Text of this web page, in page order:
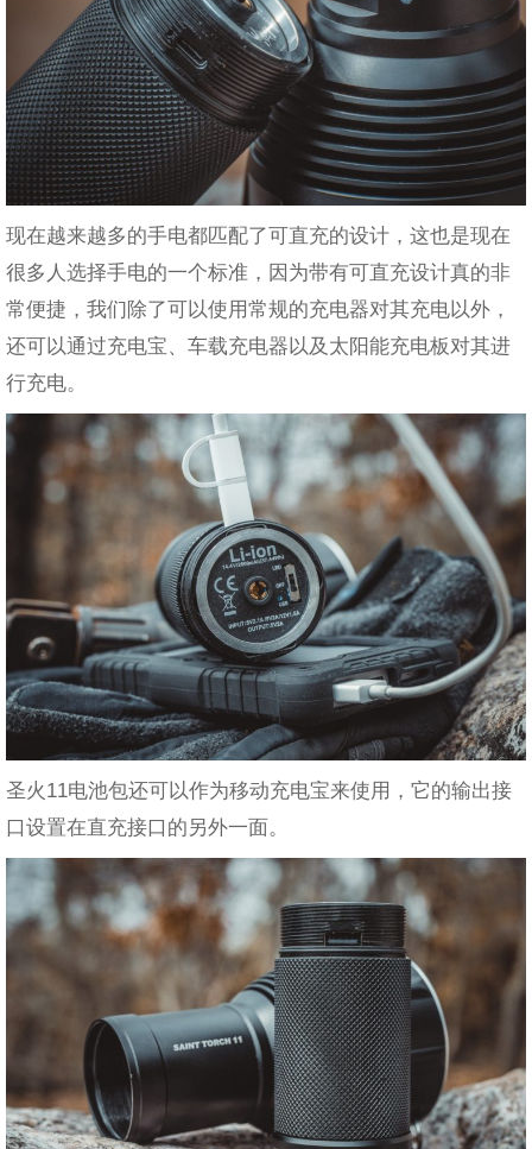
现在越来越多的手电都匹配了可直充的设计，这也是现在
很多人选择手电的一个标准，因为带有可直充设计真的非
常便捷，我们除了可以使用常规的充电器对其充电以外，
还可以通过充电宝、车载充电器以及太阳能充电板对其进
行充电。
圣火11电池包还可以作为移动充电宝来使用，它的输出接
口设置在直充接口的另外一面。